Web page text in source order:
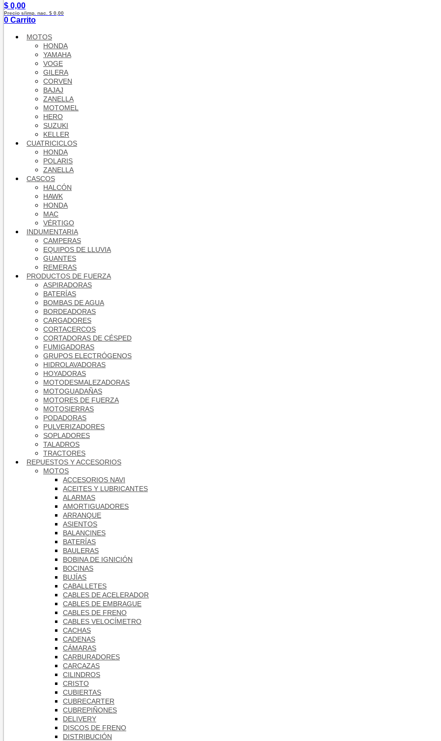
$ 0,00
Precio s/imp. nac. $ 0,00
0 Carrito
MOTOS
HONDA
YAMAHA
VOGE
GILERA
CORVEN
BAJAJ
ZANELLA
MOTOMEL
HERO
SUZUKI
KELLER
CUATRICICLOS
HONDA
POLARIS
ZANELLA
CASCOS
HALCÓN
HAWK
HONDA
MAC
VÉRTIGO
INDUMENTARIA
CAMPERAS
EQUIPOS DE LLUVIA
GUANTES
REMERAS
PRODUCTOS DE FUERZA
ASPIRADORAS
BATERÍAS
BOMBAS DE AGUA
BORDEADORAS
CARGADORES
CORTACERCOS
CORTADORAS DE CÉSPED
FUMIGADORAS
GRUPOS ELECTRÓGENOS
HIDROLAVADORAS
HOYADORAS
MOTODESMALEZADORAS
MOTOGUADAÑAS
MOTORES DE FUERZA
MOTOSIERRAS
PODADORAS
PULVERIZADORES
SOPLADORES
TALADROS
TRACTORES
REPUESTOS Y ACCESORIOS
MOTOS
ACCESORIOS NAVI
ACEITES Y LUBRICANTES
ALARMAS
AMORTIGUADORES
ARRANQUE
ASIENTOS
BALANCINES
BATERÍAS
BAULERAS
BOBINA DE IGNICIÓN
BOCINAS
BUJÍAS
CABALLETES
CABLES DE ACELERADOR
CABLES DE EMBRAGUE
CABLES DE FRENO
CABLES VELOCÍMETRO
CACHAS
CADENAS
CÁMARAS
CARBURADORES
CARCAZAS
CILINDROS
CRISTO
CUBIERTAS
CUBRECARTER
CUBREPIÑONES
DELIVERY
DISCOS DE FRENO
DISTRIBUCIÓN